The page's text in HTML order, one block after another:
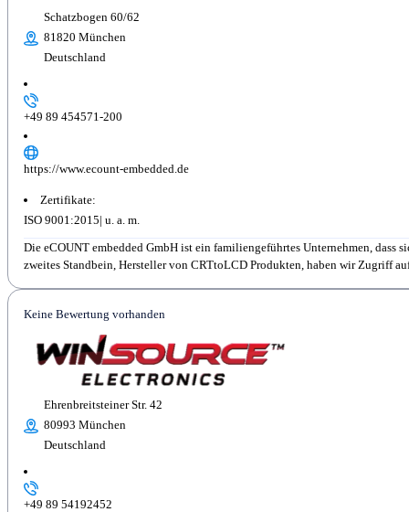
Schatzbogen 60/62
81820 München
Deutschland
+49 89 454571-200
https://www.ecount-embedded.de
Zertifikate:
ISO 9001:2015
Die eCOUNT embedded GmbH ist ein familiengeführtes Unternehmen, dass
zweites Standbein, Hersteller von CRTtoLCD Produkten, haben wir Zugriff
Ehrenbreitsteiner Str. 42
80993 München
Deutschland
+49 89 54192452
Keine Bewertung vorhanden